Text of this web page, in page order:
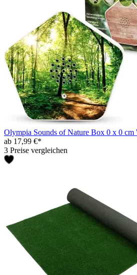
Olympia Sounds of Nature Box 0 x 0 cm
ab 17,99 €*
3 Preise vergleichen